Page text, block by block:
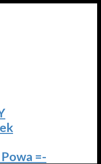
=-